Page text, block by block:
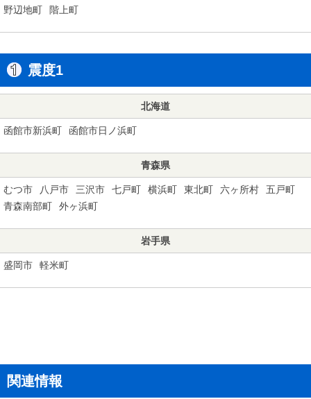
野辺地町 階上町
震度1
北海道
函館市新浜町 函館市日ノ浜町
青森県
むつ市 八戸市 三沢市 七戸町 横浜町 東北町 六ヶ所村
五戸町
青森南部町
外ヶ浜町
岩手県
盛岡市 軽米町
関連情報